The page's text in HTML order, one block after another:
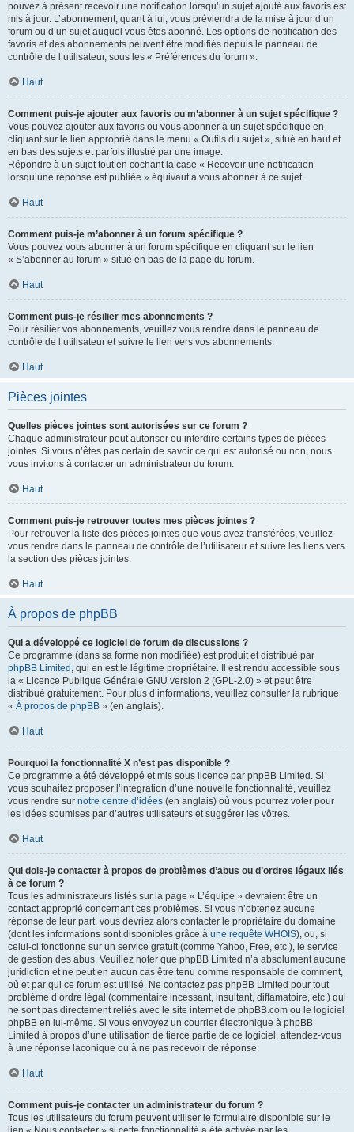
pouvez à présent recevoir une notification lorsqu’un sujet ajouté aux favoris est
mis à jour. L’abonnement, quant à lui, vous préviendra de la mise à jour d’un
forum ou d’un sujet auquel vous êtes abonné. Les options de notification des
favoris et des abonnements peuvent être modifiés depuis le panneau de
contrôle de l’utilisateur, sous les « Préférences du forum ».
Haut
Comment puis-je ajouter aux favoris ou m’abonner à un sujet spécifique ?
Vous pouvez ajouter aux favoris ou vous abonner à un sujet spécifique en
cliquant sur le lien approprié dans le menu « Outils du sujet », situé en haut et
en bas des sujets et parfois illustré par une image.
Répondre à un sujet tout en cochant la case « Recevoir une notification
lorsqu’une réponse est publiée » équivaut à vous abonner à ce sujet.
Haut
Comment puis-je m’abonner à un forum spécifique ?
Vous pouvez vous abonner à un forum spécifique en cliquant sur le lien
« S’abonner au forum » situé en bas de la page du forum.
Haut
Comment puis-je résilier mes abonnements ?
Pour résilier vos abonnements, veuillez vous rendre dans le panneau de
contrôle de l’utilisateur et suivre le lien vers vos abonnements.
Haut
Pièces jointes
Quelles pièces jointes sont autorisées sur ce forum ?
Chaque administrateur peut autoriser ou interdire certains types de pièces
jointes. Si vous n’êtes pas certain de savoir ce qui est autorisé ou non, nous
vous invitons à contacter un administrateur du forum.
Haut
Comment puis-je retrouver toutes mes pièces jointes ?
Pour retrouver la liste des pièces jointes que vous avez transférées, veuillez
vous rendre dans le panneau de contrôle de l’utilisateur et suivre les liens vers
la section des pièces jointes.
Haut
À propos de phpBB
Qui a développé ce logiciel de forum de discussions ?
Ce programme (dans sa forme non modifiée) est produit et distribué par
phpBB Limited , qui en est le légitime propriétaire. Il est rendu accessible sous
la « Licence Publique Générale GNU version 2 (GPL-2.0) » et peut être
distribué gratuitement. Pour plus d’informations, veuillez consulter la rubrique
« À propos de phpBB » (en anglais).
Haut
Pourquoi la fonctionnalité X n’est pas disponible ?
Ce programme a été développé et mis sous licence par phpBB Limited. Si
vous souhaitez proposer l’intégration d’une nouvelle fonctionnalité, veuillez
vous rendre sur notre centre d’idées (en anglais) où vous pourrez voter pour
les idées soumises par d’autres utilisateurs et suggérer les vôtres.
Haut
Qui dois-je contacter à propos de problèmes d’abus ou d’ordres légaux liés
à ce forum ?
Tous les administrateurs listés sur la page « L’équipe » devraient être un
contact approprié concernant ces problèmes. Si vous n’obtenez aucune
réponse de leur part, vous devriez alors contacter le propriétaire du domaine
(dont les informations sont disponibles grâce à une requête WHOIS), ou, si
celui-ci fonctionne sur un service gratuit (comme Yahoo, Free, etc.), le service
de gestion des abus. Veuillez noter que phpBB Limited n’a absolument aucune
juridiction et ne peut en aucun cas être tenu comme responsable de comment,
où et par qui ce forum est utilisé. Ne contactez pas phpBB Limited pour tout
problème d’ordre légal (commentaire incessant, insultant, diffamatoire, etc.) qui
ne sont pas directement reliés avec le site internet de phpBB.com ou le logiciel
phpBB en lui-même. Si vous envoyez un courrier électronique à phpBB
Limited à propos d’une utilisation de tierce partie de ce logiciel, attendez-vous
à une réponse laconique ou à ne pas recevoir de réponse.
Haut
Comment puis-je contacter un administrateur du forum ?
Tous les utilisateurs du forum peuvent utiliser le formulaire disponible sur le